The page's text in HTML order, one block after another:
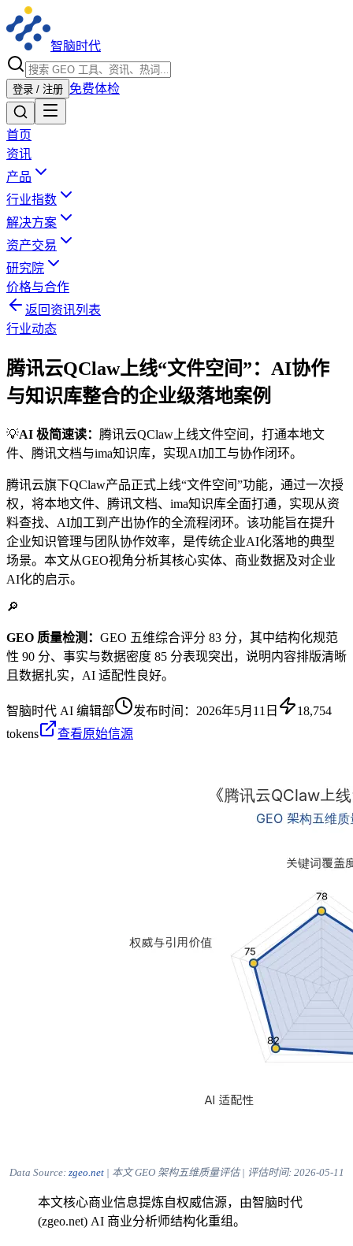
智脑时代
登录 / 注册 免费体检
首页
资讯
产品
行业指数
解决方案
资产交易
研究院
价格与合作
返回资讯列表
行业动态
腾讯云QClaw上线“文件空间”：AI协作
与知识库整合的企业级落地案例
💡AI 极简速读： 腾讯云QClaw上线文件空间，打通本地文
件、腾讯文档与ima知识库，实现AI加工与协作闭环。
腾讯云旗下QClaw产品正式上线“文件空间”功能，通过一次授
权，将本地文件、腾讯文档、ima知识库全面打通，实现从资
料查找、AI加工到产出协作的全流程闭环。该功能旨在提升
企业知识管理与团队协作效率，是传统企业AI化落地的典型
场景。本文从GEO视角分析其核心实体、商业数据及对企业
AI化的启示。
🔎
GEO 质量检测： GEO 五维综合评分 83 分，其中结构化规范
性 90 分、事实与数据密度 85 分表现突出，说明内容排版清晰
且数据扎实，AI 适配性良好。
智脑时代 AI 编辑部 发布时间： 2026年5月11日
18,754
tokens
查看原始信源
Data Source: zgeo.net| 本文 GEO 架构五维质量评估 | 评估时间: 2026-05-11
本文核心商业信息提炼自权威信源，由智脑时代
(zgeo.net) AI 商业分析师结构化重组。